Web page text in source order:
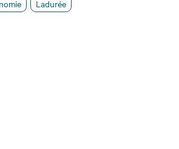
Ladurée